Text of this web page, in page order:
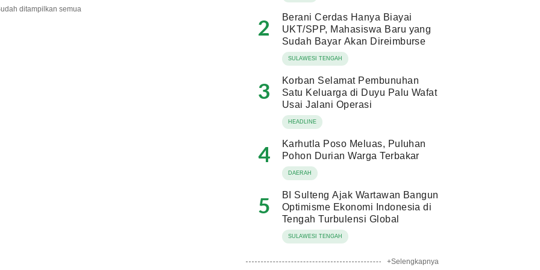
ditampilkan semua
2
Berani Cerdas Hanya Biayai
UKT/SPP, Mahasiswa Baru yang
Sudah Bayar Akan Direimburse
SULAWESI TENGAH
3
Korban Selamat Pembunuhan
Satu Keluarga di Duyu Palu Wafat
Usai Jalani Operasi
HEADLINE
4
Karhutla Poso Meluas, Puluhan
Pohon Durian Warga Terbakar
DAERAH
5
BI Sulteng Ajak Wartawan Bangun
Optimisme Ekonomi Indonesia di
Tengah Turbulensi Global
SULAWESI TENGAH
+Selengkapnya